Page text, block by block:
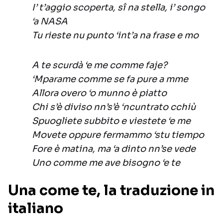
I’ t’aggio scoperta, sî na stella, i’ songo
‘a NASA
Tu rieste nu punto ‘int’a na frase e mo
A te scurdà ‘e me comme faje?
‘Mparame comme se fa pure a mme
Allora overo ‘o munno è piatto
Chi s’è diviso nn’s’è ‘ncuntrato cchiù
Spuogliete subbito e viestete ‘e me
Movete oppure fermammo ‘stu tiempo
Fore è matina, ma ‘a dinto nn’se vede
Uno comme me ave bisogno ‘e te
Una come te, la traduzione in
italiano